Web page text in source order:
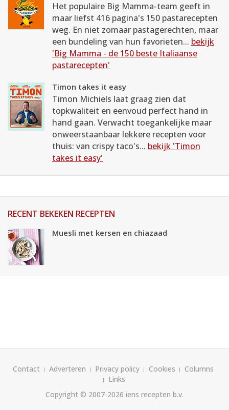
Het populaire Big Mamma-team geeft in
maar liefst 416 pagina's 150 pastarecepten
weg. En niet zomaar pastagerechten, maar
een bundeling van hun favorieten... bekijk
'Big Mamma - de 150 beste Italiaanse
pastarecepten'
Timon takes it easy
Timon Michiels laat graag zien dat
topkwaliteit en eenvoud perfect hand in
hand gaan. Verwacht toegankelijke maar
onweerstaanbaar lekkere recepten voor
thuis: van crispy taco's... bekijk 'Timon
takes it easy'
RECENT BEKEKEN RECEPTEN
Muesli met kersen en chiazaad
Contact Adverteren Privacy policy Cookies
Columns
Links
Copyright © 2007-2026 iens recepten b.v.